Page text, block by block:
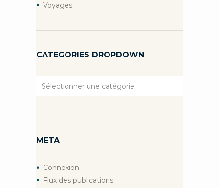
Voyages
CATEGORIES DROPDOWN
Categories
META
Connexion
Flux des publications